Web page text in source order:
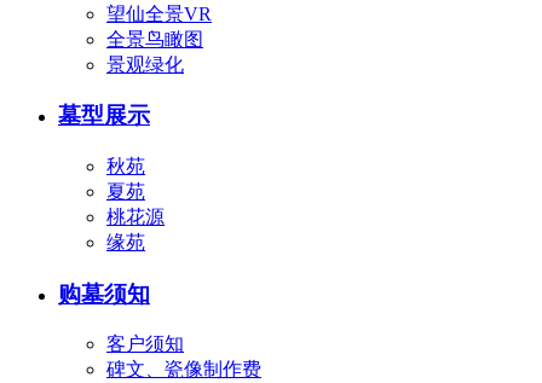
望仙全景VR
全景鸟瞰图
景观绿化
墓型展示
秋苑
夏苑
桃花源
缘苑
购墓须知
客户须知
碑文、瓷像制作费